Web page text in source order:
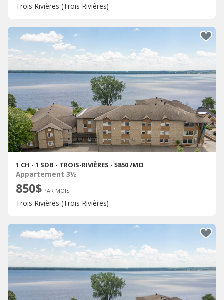
Trois-Rivières (Trois-Rivières)
1 CH - 1 SDB - TROIS-RIVIÈRES - $850 /MO
Appartement 3½
850$ PAR MOIS
Trois-Rivières (Trois-Rivières)